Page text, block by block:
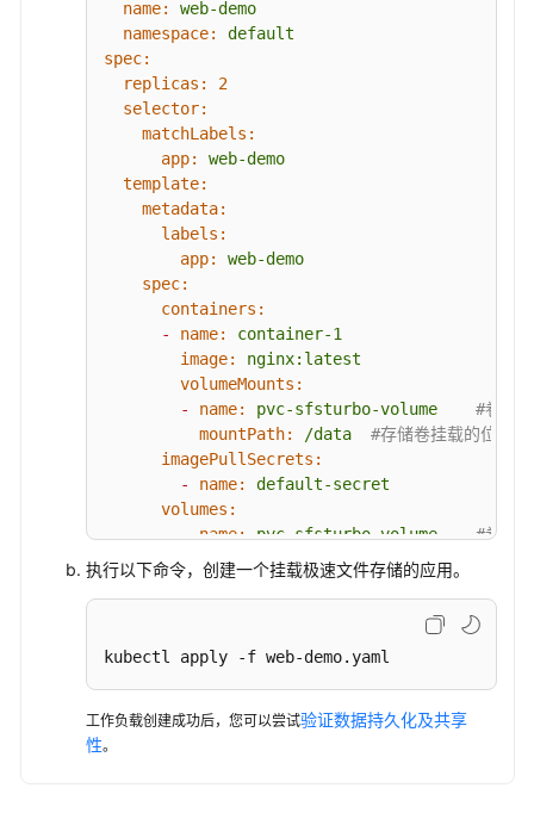
name:
web-demo
namespace:
default
spec:
replicas:
2
selector:
matchLabels:
app:
web-demo
template:
metadata:
labels:
app:
web-demo
spec:
containers:
-
name:
container-1
image:
nginx:latest
volumeMounts:
-
name: pvc-sfsturbo-volume
#卷名
mountPath:
/data
#存储卷挂载的位置
imagePullSecrets:
-
name:
default-secret
volumes:
name: pvc-sfsturbo-volume
#卷名
persistentVolumeClaim:
claimName: pvc-sfsturbo
执行以下命令，创建一个挂载极速文件存储的应用。
kubectl apply -f web-demo.yaml
工作负载创建成功后，您可以尝试验证数据持久化及共享
性。